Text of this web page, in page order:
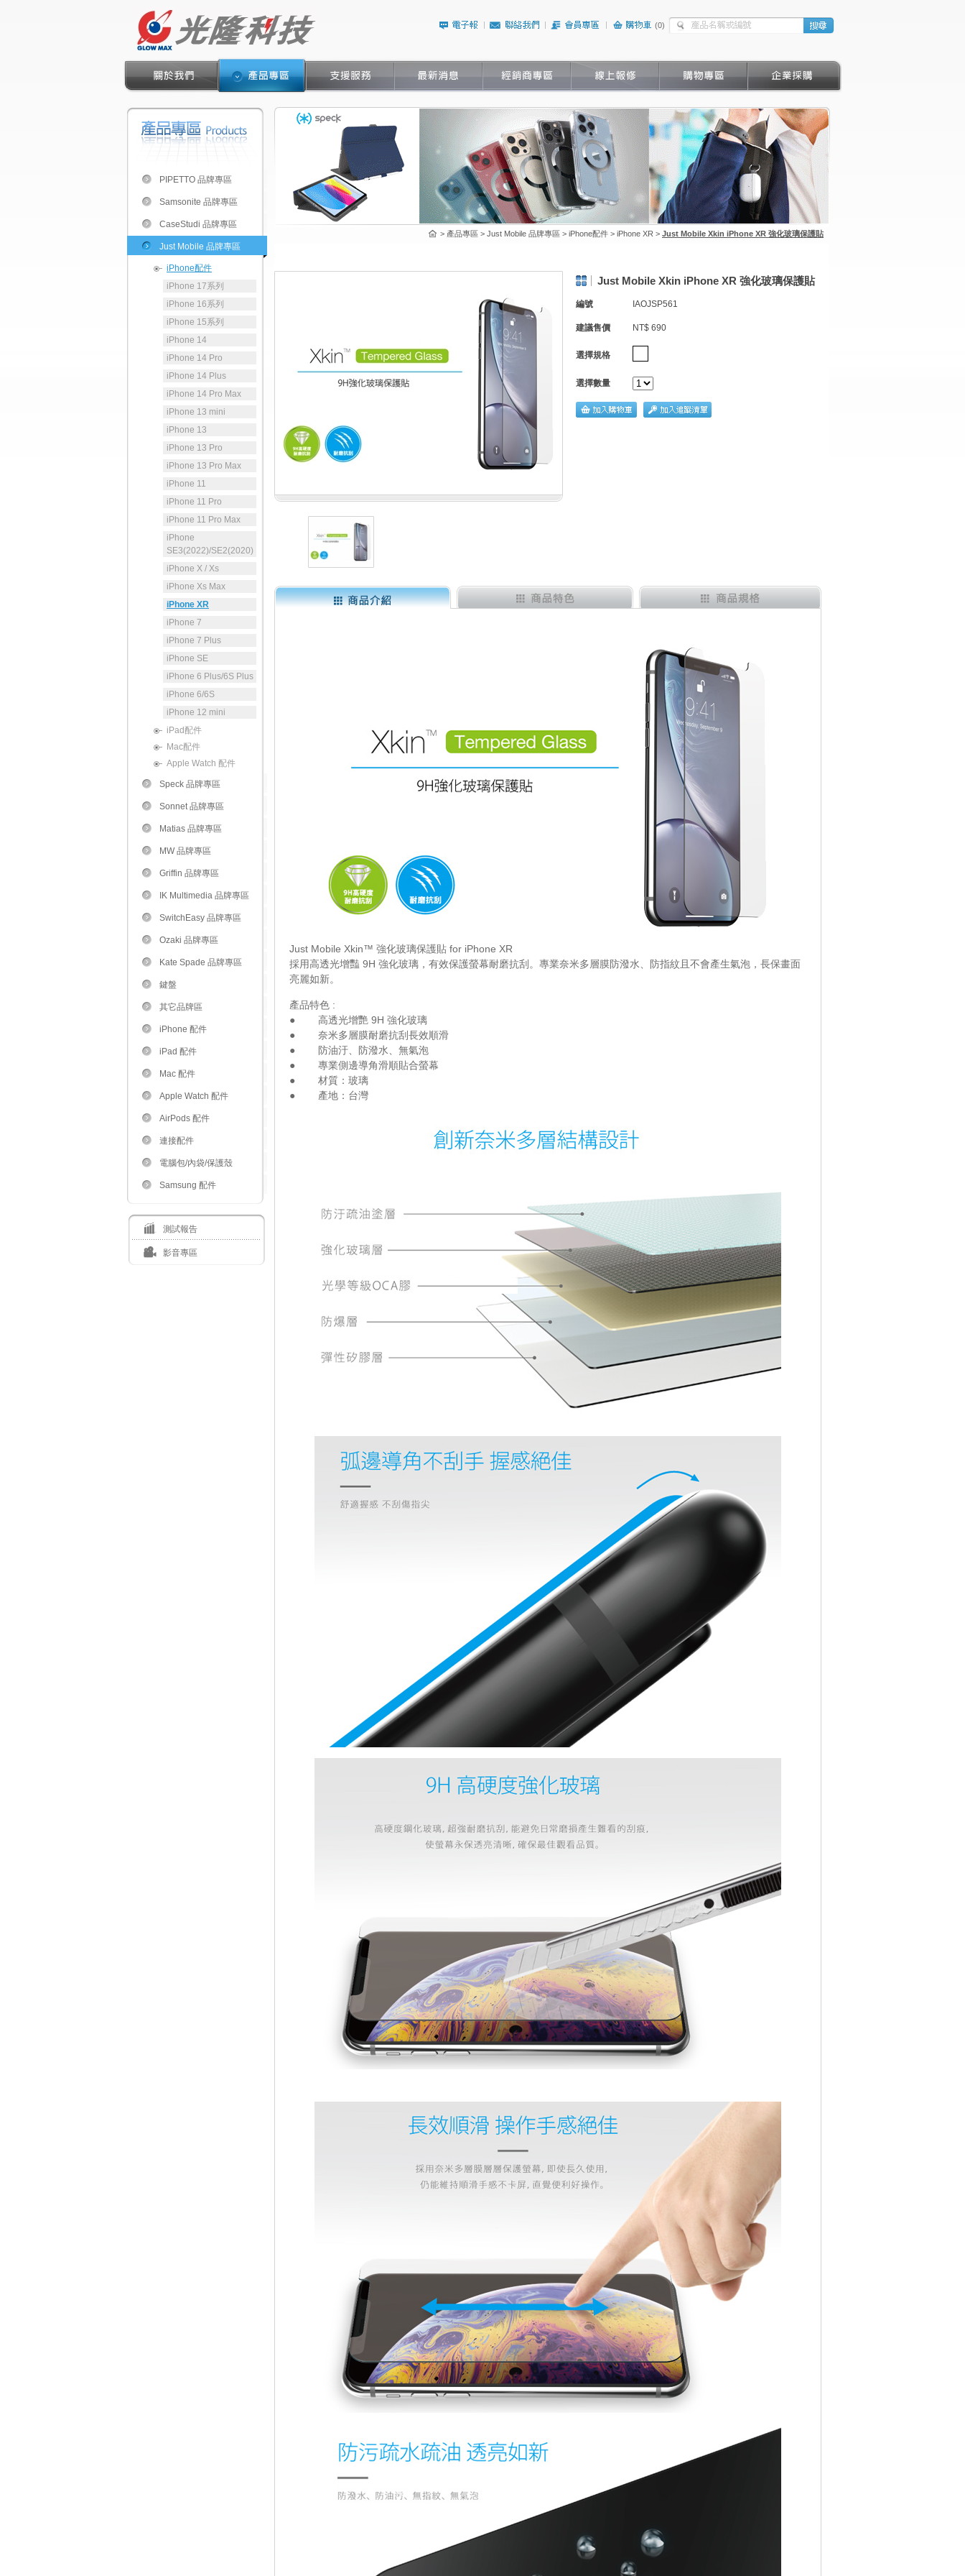
(0)
PIPETTO 品牌專區
Samsonite 品牌專區
CaseStudi 品牌專區
Just Mobile 品牌專區
iPhone配件
iPhone 17系列
iPhone 16系列
iPhone 15系列
iPhone 14
iPhone 14 Pro
iPhone 14 Plus
iPhone 14 Pro Max
iPhone 13 mini
iPhone 13
iPhone 13 Pro
iPhone 13 Pro Max
iPhone 11
iPhone 11 Pro
iPhone 11 Pro Max
iPhone
SE3(2022)/SE2(2020)
iPhone X / Xs
iPhone Xs Max
iPhone XR
iPhone 7
iPhone 7 Plus
iPhone SE
iPhone 6 Plus/6S Plus
iPhone 6/6S
iPhone 12 mini
iPad配件
Mac配件
Apple Watch 配件
Speck 品牌專區
Sonnet 品牌專區
Matias 品牌專區
MW 品牌專區
Griffin 品牌專區
IK Multimedia 品牌專區
SwitchEasy 品牌專區
Ozaki 品牌專區
Kate Spade 品牌專區
鍵盤
其它品牌區
iPhone 配件
iPad 配件
Mac 配件
Apple Watch 配件
AirPods 配件
連接配件
電腦包/內袋/保護殼
Samsung 配件
測試報告
影音專區
> 產品專區 > Just Mobile 品牌專區 > iPhone配件 > iPhone XR > Just Mobile Xkin iPhone XR 強化玻璃保護貼
Just Mobile Xkin iPhone XR 強化玻璃保護貼
編號 IAOJSP561
建議售價 NT$ 690
選擇規格
選擇數量
Just Mobile Xkin™ 強化玻璃保護貼 for iPhone XR
採用高透光增豔 9H 強化玻璃，有效保護螢幕耐磨抗刮。專業奈米多層膜防潑水、防指紋且不會產生氣泡，長保畫面
亮麗如新。
產品特色 :
● 高透光增艷 9H 強化玻璃
● 奈米多層膜耐磨抗刮長效順滑
● 防油汙、防潑水、無氣泡
● 專業側邊導角滑順貼合螢幕
● 材質：玻璃
● 產地：台灣